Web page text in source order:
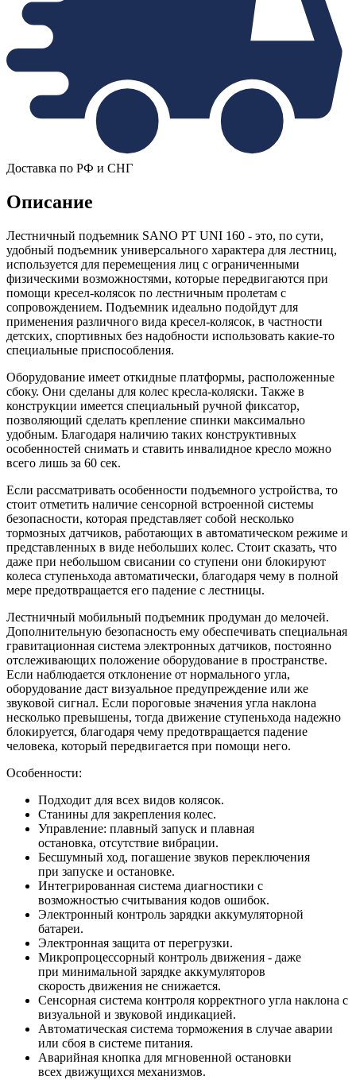
Доставка по РФ и СНГ
Описание
Лестничный подъемник SANO PT UNI 160 - это, по сути,
удобный подъемник универсального характера для лестниц,
используется для перемещения лиц с ограниченными
физическими возможностями, которые передвигаются при
помощи кресел-колясок по лестничным пролетам с
сопровождением. Подъемник идеально подойдут для
применения различного вида кресел-колясок, в частности
детских, спортивных без надобности использовать какие-то
специальные приспособления.
Оборудование имеет откидные платформы, расположенные
сбоку. Они сделаны для колес кресла-коляски. Также в
конструкции имеется специальный ручной фиксатор,
позволяющий сделать крепление спинки максимально
удобным. Благодаря наличию таких конструктивных
особенностей снимать и ставить инвалидное кресло можно
всего лишь за 60 сек.
Если рассматривать особенности подъемного устройства, то
стоит отметить наличие сенсорной встроенной системы
безопасности, которая представляет собой несколько
тормозных датчиков, работающих в автоматическом режиме и
представленных в виде небольших колес. Стоит сказать, что
даже при небольшом свисании со ступени они блокируют
колеса ступеньхода автоматически, благодаря чему в полной
мере предотвращается его падение с лестницы.
Лестничный мобильный подъемник продуман до мелочей.
Дополнительную безопасность ему обеспечивать специальная
гравитационная система электронных датчиков, постоянно
отслеживающих положение оборудование в пространстве.
Если наблюдается отклонение от нормального угла,
оборудование даст визуальное предупреждение или же
звуковой сигнал. Если пороговые значения угла наклона
несколько превышены, тогда движение ступеньхода надежно
блокируется, благодаря чему предотвращается падение
человека, который передвигается при помощи него.
Особенности:
Подходит для всех видов колясок.
Станины для закрепления колес.
Управление: плавный запуск и плавная
остановка, отсутствие вибрации.
Бесшумный ход, погашение звуков переключения
при запуске и остановке.
Интегрированная система диагностики с
возможностью считывания кодов ошибок.
Электронный контроль зарядки аккумуляторной
батареи.
Электронная защита от перегрузки.
Микропроцессорный контроль движения - даже
при минимальной зарядке аккумуляторов
скорость движения не снижается.
Сенсорная система контроля корректного угла наклона с
визуальной и звуковой индикацией.
Автоматическая система торможения в случае аварии
или сбоя в системе питания.
Аварийная кнопка для мгновенной остановки
всех движущихся механизмов.